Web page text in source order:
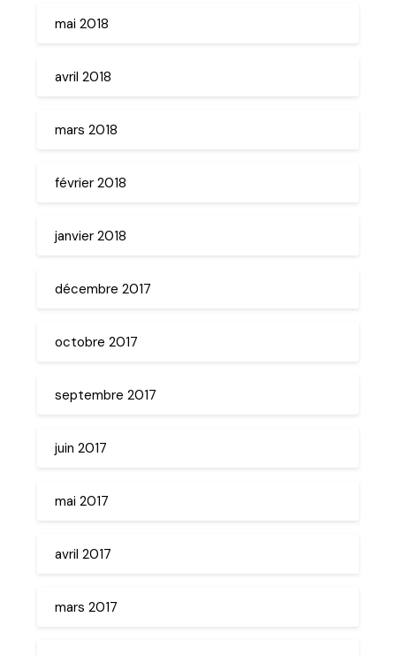
mai 2018
avril 2018
mars 2018
février 2018
janvier 2018
décembre 2017
octobre 2017
septembre 2017
juin 2017
mai 2017
avril 2017
mars 2017